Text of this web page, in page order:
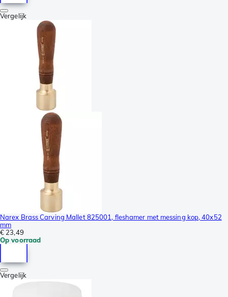
Vergelijk
Narex Brass Carving Mallet 825001, fleshamer met messing kop, 40x52
mm
€ 23,49
Op voorraad
Vergelijk